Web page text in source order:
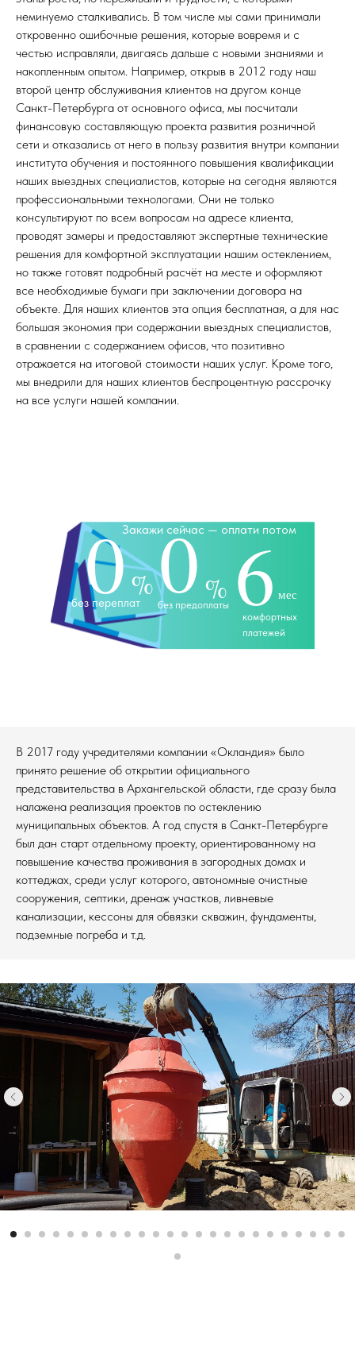
неминуемо сталкивались. В том числе мы сами принимали
откровенно ошибочные решения, которые вовремя и с
честью исправляли, двигаясь дальше с новыми знаниями и
накопленным опытом. Например, открыв в 2012 году наш
второй центр обслуживания клиентов на другом конце
Санкт-Петербурга от основного офиса, мы посчитали
финансовую составляющую проекта развития розничной
сети и отказались от него в пользу развития внутри компании
института обучения и постоянного повышения квалификации
наших выездных специалистов, которые на сегодня являются
профессиональными технологами. Они не только
консультируют по всем вопросам на адресе клиента,
проводят замеры и предоставляют экспертные технические
решения для комфортной эксплуатации нашим остеклением,
но также готовят подробный расчёт на месте и оформляют
все необходимые бумаги при заключении договора на
объекте. Для наших клиентов эта опция бесплатная, а для нас
большая экономия при содержании выездных специалистов,
в сравнении с содержанием офисов, что позитивно
отражается на итоговой стоимости наших услуг. Кроме того,
мы внедрили для наших клиентов беспроцентную рассрочку
на все услуги нашей компании.
Закажи сейчас — оплати потом
0%0 % 6 мес
без переплат
без предоплаты
комфортных
платежей
В 2017 году учредителями компании «Окландия» было
принято решение об открытии официального
представительства в Архангельской области, где сразу была
налажена реализация проектов по остеклению
муниципальных объектов. А год спустя в Санкт-Петербурге
был дан старт отдельному проекту, ориентированному на
повышение качества проживания в загородных домах и
коттеджах, среди услуг которого, автономные очистные
сооружения, септики, дренаж участков, ливневые
канализации, кессоны для обвязки скважин, фундаменты,
подземные погреба и т.д.